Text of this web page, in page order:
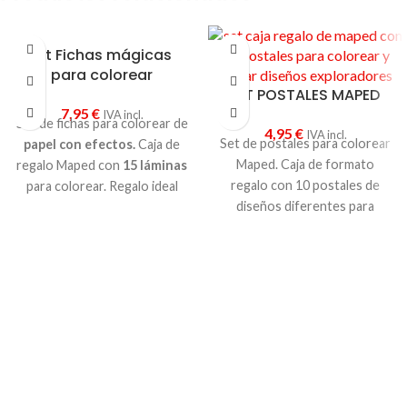
Kit Fichas mágicas
para colorear
7,95 € IVA incl.
Set de fichas para colorear de
papel con efectos.Caja de
regalo Maped con 15 láminas
para colorear. Regalo ideal
KIT POSTALES MAPED
4,95 € IVA incl.
Set de postales para colorear
Maped. Caja de formato
regalo con 10 postales de
diseños diferentes para